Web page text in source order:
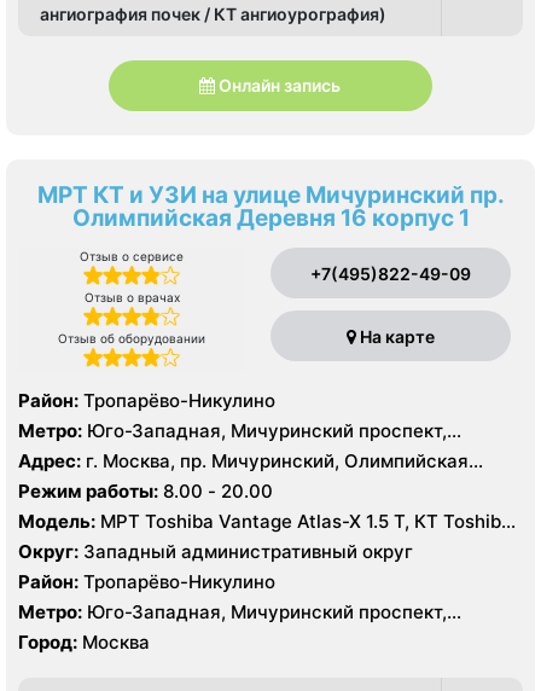
ангиография почек / КТ ангиоурография)
Онлайн запись
МРТ КТ и УЗИ на улице Мичуринский пр.
Олимпийская Деревня 16 корпус 1
Отзыв о сервисе
Отзыв о врачах
Отзыв об оборудовании
+7(495)822-49-09
На карте
Район: Тропарёво-Никулино
Метро: Юго-Западная, Мичуринский проспект,
Озёрная
Адрес: г. Москва, пр. Мичуринский, Олимпийская
Деревня, 16, корп. 1
Режим работы: 8.00 - 20.00
Модель: МРТ Toshiba Vantage Atlas-X 1.5 Т, КТ Toshiba
Aquilion 64 среза, УЗИ
Округ: Западный административный округ
Район: Тропарёво-Никулино
Метро: Юго-Западная, Мичуринский проспект,
Озёрная
Город: Москва